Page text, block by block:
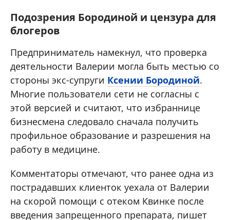
Подозрения Бородиной и цензура для
блогеров
Предприниматель намекнул, что проверка
деятельности Валерии могла быть местью со
стороны экс-супруги Ксении Бородиной.
Многие пользователи сети не согласны с
этой версией и считают, что избраннице
бизнесмена следовало сначала получить
профильное образование и разрешения на
работу в медицине.
Комментаторы отмечают, что ранее одна из
пострадавших клиенток уехала от Валерии
на скорой помощи с отеком Квинке после
введения запрещенного препарата, пишет